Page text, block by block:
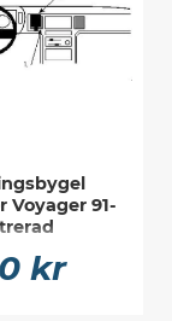
Voyager 91-
0 kr